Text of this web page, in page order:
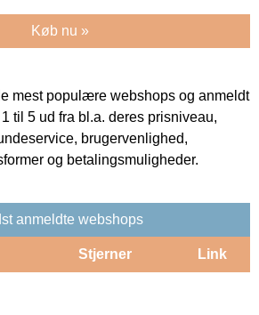
Køb nu »
mest populære webshops og anmeldt
til 5 ud fra bl.a. deres prisniveau,
brugervenlighed,
og betalingsmuligheder.
anmeldte webshops
Stjerner Link